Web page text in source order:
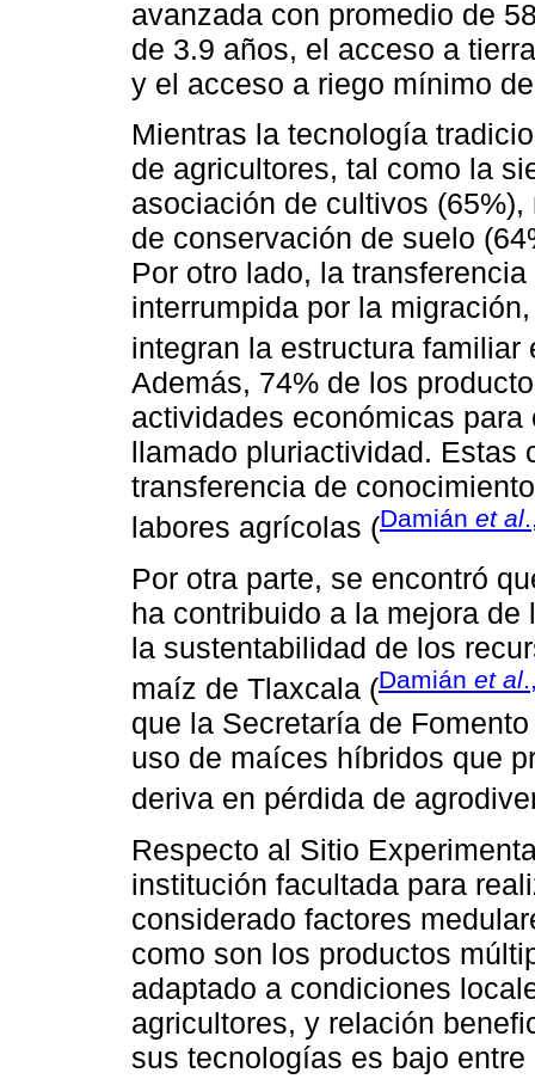
avanzada con promedio de
de 3.9 años, el acceso a
y el acceso a riego mínimo
Mientras la tecnología
de agricultores, tal como la
asociación de cultivos
de conservación de suelo
Por otro lado, la
interrumpida por la
integran la estructura familiar
Además, 74% de los
actividades económicas
llamado pluriactividad. Estas
transferencia de
labores agrícolas (Damián et al
Por otra parte, se encontró
ha contribuido a la mejora
la sustentabilidad de los
maíz de Tlaxcala (Damián et al
que la Secretaría de
uso de maíces híbridos que
deriva en pérdida de
Respecto al Sitio
institución facultada para
considerado factores
como son los productos
adaptado a condiciones
agricultores, y relación
sus tecnologías es bajo